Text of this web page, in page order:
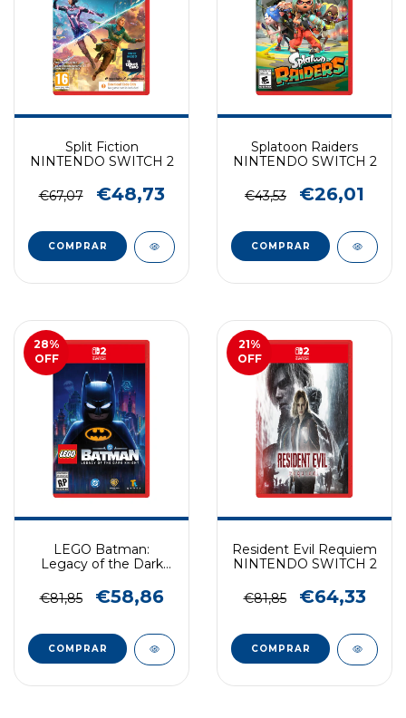
Split Fiction
NINTENDO SWITCH 2
€67,07 €48,73
COMPRAR
Splatoon Raiders
NINTENDO SWITCH 2
€43,53 €26,01
COMPRAR
28%
OFF
LEGO Batman:
Legacy of the Dark
SWITCH 2
€81,85 €58,86
COMPRAR
21%
OFF
Resident Evil Requiem
NINTENDO SWITCH 2
€81,85 €64,33
COMPRAR